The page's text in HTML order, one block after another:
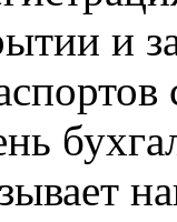
и